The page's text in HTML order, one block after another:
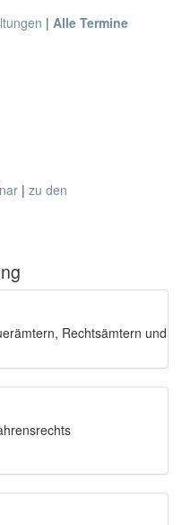
| Alle Termine
| zu den
Rechtsämtern und